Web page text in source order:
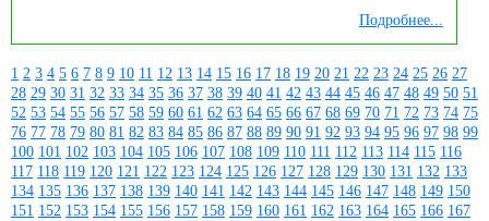
Подробнее...
1 2 3 4 5 6 7 8 9 10 11 12 13 14 15 16 17 18 19 20 21 22 23 24 25 26 27
28 29 30 31 32 33 34 35 36 37 38 39 40 41 42 43 44 45 46 47 48 49 50 51
52 53 54 55 56 57 58 59 60 61 62 63 64 65 66 67 68 69 70 71 72 73 74 75
76 77 78 79 80 81 82 83 84 85 86 87 88 89 90 91 92 93 94 95 96 97 98 99
100 101 102 103 104 105 106 107 108 109 110 111 112 113 114 115 116
117 118 119 120 121 122 123 124 125 126 127 128 129 130 131 132 133
134 135 136 137 138 139 140 141 142 143 144 145 146 147 148 149 150
151 152 153 154 155 156 157 158 159 160 161 162 163 164 165 166 167